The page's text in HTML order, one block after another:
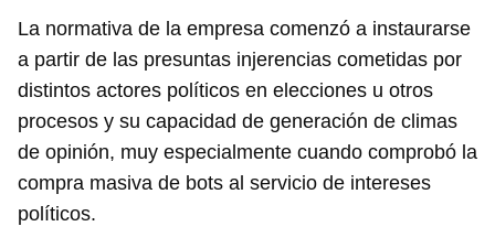
La normativa de la empresa comenzó a instaurarse
a partir de las presuntas injerencias cometidas por
distintos actores políticos en elecciones u otros
procesos y su capacidad de generación de climas
de opinión, muy especialmente cuando comprobó la
compra masiva de bots al servicio de intereses
políticos.